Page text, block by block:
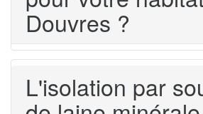
Douvres ?
L'isolation par